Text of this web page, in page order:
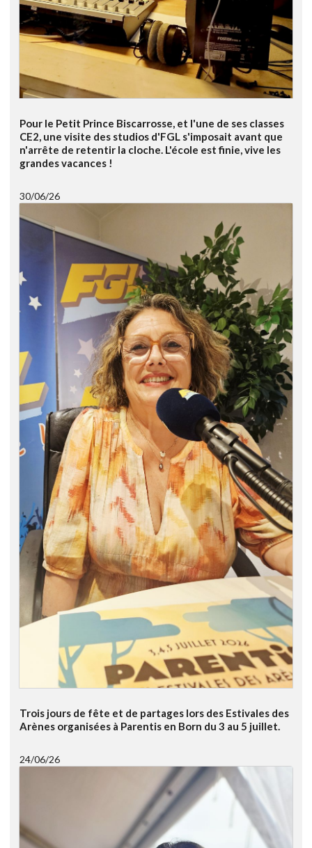
Pour le Petit Prince Biscarrosse, et l'une de ses classes
CE2, une visite des studios d'FGL s'imposait avant que
n'arrête de retentir la cloche. L'école est finie, vive les
grandes vacances !
30/06/26
Trois jours de fête et de partages lors des Estivales des
Arènes organisées à Parentis en Born du 3 au 5 juillet.
24/06/26